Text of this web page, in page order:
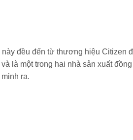
đều đến từ thương hiệu Citizen
là một trong hai nhà sản xuất
ra.